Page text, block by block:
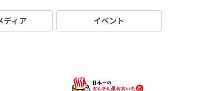
ディア イベント